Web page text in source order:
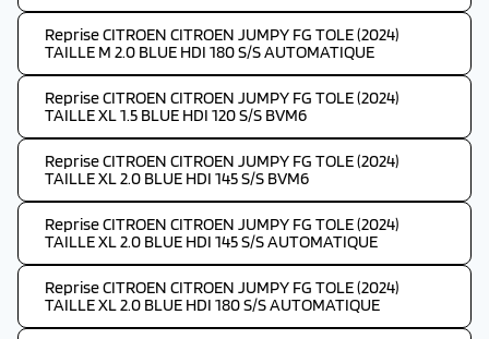
Reprise CITROEN CITROEN JUMPY FG TOLE (2024)
TAILLE M 2.0 BLUE HDI 180 S/S AUTOMATIQUE
Reprise CITROEN CITROEN JUMPY FG TOLE (2024)
TAILLE XL 1.5 BLUE HDI 120 S/S BVM6
Reprise CITROEN CITROEN JUMPY FG TOLE (2024)
TAILLE XL 2.0 BLUE HDI 145 S/S BVM6
Reprise CITROEN CITROEN JUMPY FG TOLE (2024)
TAILLE XL 2.0 BLUE HDI 145 S/S AUTOMATIQUE
Reprise CITROEN CITROEN JUMPY FG TOLE (2024)
TAILLE XL 2.0 BLUE HDI 180 S/S AUTOMATIQUE